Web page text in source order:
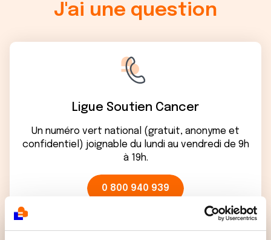
J'ai une question
Ligue Soutien Cancer
Un numéro vert national (gratuit, anonyme et
confidentiel) joignable du lundi au vendredi de 9h
à 19h.
0 800 940 939